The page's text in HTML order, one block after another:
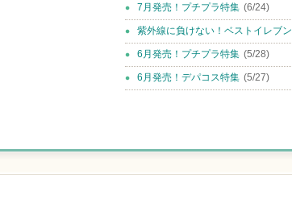
7月発売！プチプラ特集 (6/24)
紫外線に負けない！ベストイレブン
6月発売！プチプラ特集 (5/28)
6月発売！デパコス特集 (5/27)